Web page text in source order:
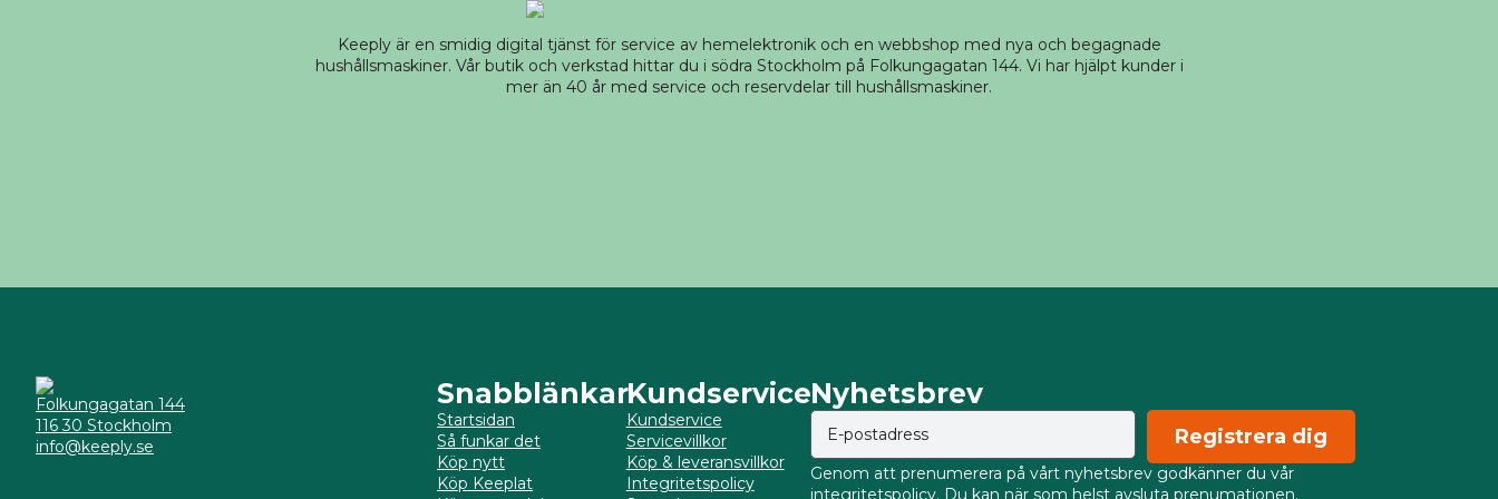
Keeply är en smidig digital tjänst för service av hemelektronik och en webbshop med nya och begagnade
hushållsmaskiner. Vår butik och verkstad hittar du i södra Stockholm på Folkungagatan 144. Vi har hjälpt kunder i
mer än 40 år med service och reservdelar till hushållsmaskiner.
Folkungagatan 144
116 30 Stockholm
info@keeply.se
Snabblänkar
Startsidan
Så funkar det
Köp nytt
Köp Keeplat
Kundservice
Kundservice
Servicevillkor
Köp & leveransvillkor
Integritetspolicy
Nyhetsbrev
Registrera dig
Genom att prenumerera på vårt nyhetsbrev godkänner du vår
integritetspolicy. Du kan när som helst avsluta prenumationen.